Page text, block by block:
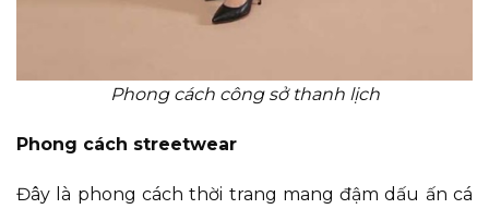
Phong cách công sở thanh lịch
Phong cách streetwear
Đây là phong cách thời trang mang đậm dấu ấn cá